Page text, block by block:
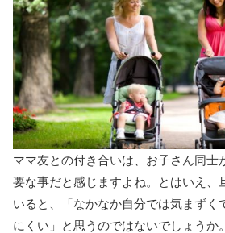
ママ友との付き合いは、お子さん同士
要な事だと感じますよね。とはいえ、
いると、「なかなか自分では気まずく
にくい」と思うのではないでしょうか。